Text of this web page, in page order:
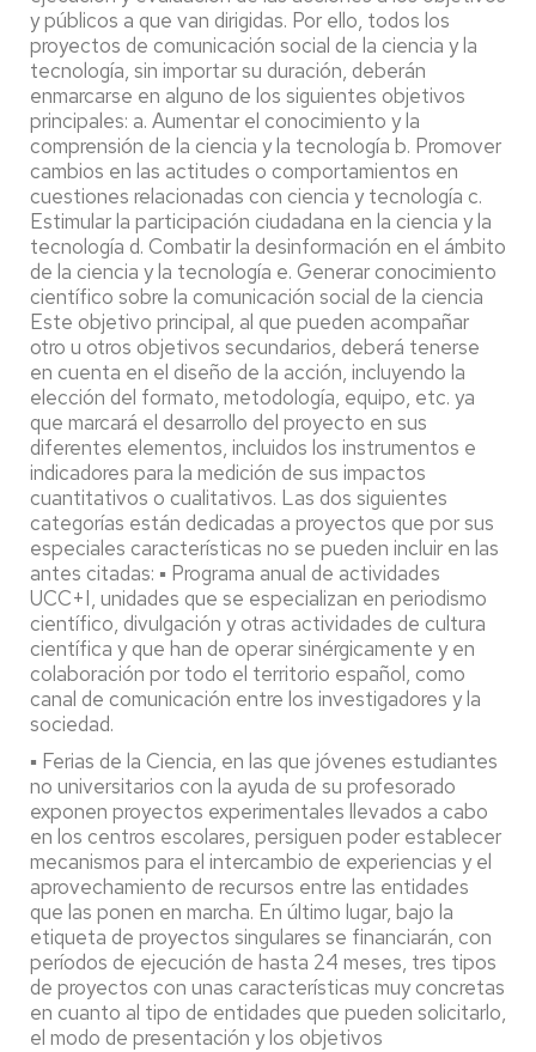
y públicos a que van dirigidas. Por ello, todos los
proyectos de comunicación social de la ciencia y la
tecnología, sin importar su duración, deberán
enmarcarse en alguno de los siguientes objetivos
principales: a. Aumentar el conocimiento y la
comprensión de la ciencia y la tecnología b. Promover
cambios en las actitudes o comportamientos en
cuestiones relacionadas con ciencia y tecnología c.
Estimular la participación ciudadana en la ciencia y la
tecnología d. Combatir la desinformación en el ámbito
de la ciencia y la tecnología e. Generar conocimiento
científico sobre la comunicación social de la ciencia
Este objetivo principal, al que pueden acompañar
otro u otros objetivos secundarios, deberá tenerse
en cuenta en el diseño de la acción, incluyendo la
elección del formato, metodología, equipo, etc. ya
que marcará el desarrollo del proyecto en sus
diferentes elementos, incluidos los instrumentos e
indicadores para la medición de sus impactos
cuantitativos o cualitativos. Las dos siguientes
categorías están dedicadas a proyectos que por sus
especiales características no se pueden incluir en las
antes citadas: ▪ Programa anual de actividades
UCC+I, unidades que se especializan en periodismo
científico, divulgación y otras actividades de cultura
científica y que han de operar sinérgicamente y en
colaboración por todo el territorio español, como
canal de comunicación entre los investigadores y la
sociedad.
▪ Ferias de la Ciencia, en las que jóvenes estudiantes
no universitarios con la ayuda de su profesorado
exponen proyectos experimentales llevados a cabo
en los centros escolares, persiguen poder establecer
mecanismos para el intercambio de experiencias y el
aprovechamiento de recursos entre las entidades
que las ponen en marcha. En último lugar, bajo la
etiqueta de proyectos singulares se financiarán, con
períodos de ejecución de hasta 24 meses, tres tipos
de proyectos con unas características muy concretas
en cuanto al tipo de entidades que pueden solicitarlo,
el modo de presentación y los objetivos